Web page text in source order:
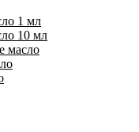
1 мл
10 мл
масло